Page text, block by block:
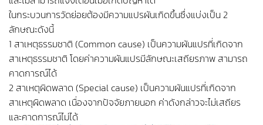
ในกระบวนการวัดย่อยต้องมีความแปรผันเกิดขึ้นซึ่งแบ่งเป็น 2
ลักษณะดังนี้
1 สาเหตุธรรมชาติ (Common cause) เป็นความผันแปรที่เกิดจาก
สาเหตุธรรมชาติ โดยค่าความผันแปรมีลักษณะเสถียรภาพ สามารถ
คาดการณ์ได้
2 สาเหตุผิดพลาด (Special cause) เป็นความผันแปรที่เกิดจาก
สาเหตุผิดพลาด เนื่องจากปัจจัยภายนอก ค่าดังกล่าวจะไม่เสถียร
และคาดการณ์ไม่ได้